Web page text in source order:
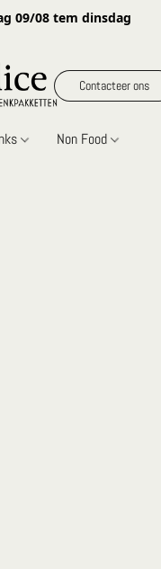
09/08 tem dinsdag
Contacteer ons
Non Food